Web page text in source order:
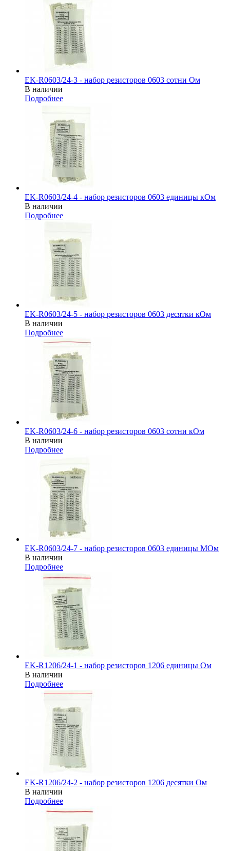
EK-R0603/24-3 - набор резисторов 0603 сотни Ом
В наличии
Подробнее
EK-R0603/24-4 - набор резисторов 0603 единицы кОм
В наличии
Подробнее
EK-R0603/24-5 - набор резисторов 0603 десятки кОм
В наличии
Подробнее
EK-R0603/24-6 - набор резисторов 0603 сотни кОм
В наличии
Подробнее
EK-R0603/24-7 - набор резисторов 0603 единицы МОм
В наличии
Подробнее
EK-R1206/24-1 - набор резисторов 1206 единицы Ом
В наличии
Подробнее
EK-R1206/24-2 - набор резисторов 1206 десятки Ом
В наличии
Подробнее